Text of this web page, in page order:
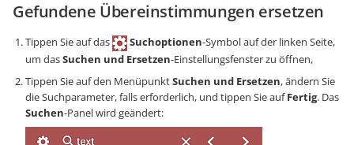
Gefundene Übereinstimmungen ersetzen
Tippen Sie auf das Suchoptionen-Symbol auf der linken Seite,
um dasSuchen und Ersetzen-Einstellungsfenster zu öffnen,
Tippen Sie auf den MenüpunktSuchen und Ersetzen, ändern Sie
die Suchparameter, falls erforderlich, und tippen Sie aufFertig. Das
Suchen-Panel wird geändert: